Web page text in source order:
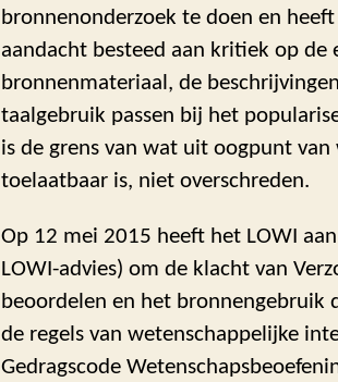
bronnenonderzoek te doen en
aandacht besteed aan kritiek op de
bronnenmateriaal, de
taalgebruik passen bij het
is de grens van wat uit oogpunt
toelaatbaar is, niet overschreden.
Op 12 mei 2015 heeft het LOWI
LOWI-advies) om de klacht van
beoordelen en het bronnengebruik
de regels van wetenschappelijke
Gedragscode